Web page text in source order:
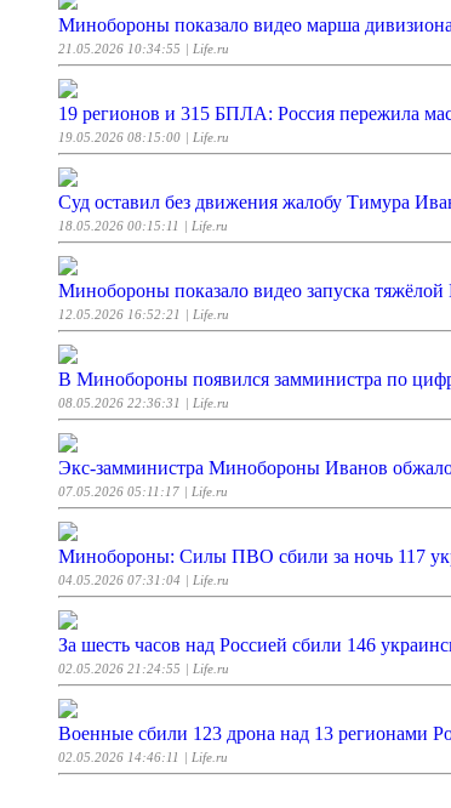
Минобороны показало видео марша
21.05.2026 10:34:55 | Life.ru
19 регионов и 315 БПЛА: Россия пережила
19.05.2026 08:15:00 | Life.ru
Суд оставил без движения жалобу Тимура
18.05.2026 00:15:11 | Life.ru
Минобороны показало видео запуска
12.05.2026 16:52:21 | Life.ru
В Минобороны появился замминистра по
08.05.2026 22:36:31 | Life.ru
Экс-замминистра Минобороны Иванов
07.05.2026 05:11:17 | Life.ru
Минобороны: Силы ПВО сбили за ночь 117
04.05.2026 07:31:04 | Life.ru
За шесть часов над Россией сбили 146
02.05.2026 21:24:55 | Life.ru
Военные сбили 123 дрона над 13 регионами
02.05.2026 14:46:11 | Life.ru